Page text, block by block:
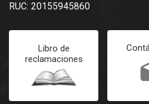
RUC: 20155945860
Libro de
reclamaciones